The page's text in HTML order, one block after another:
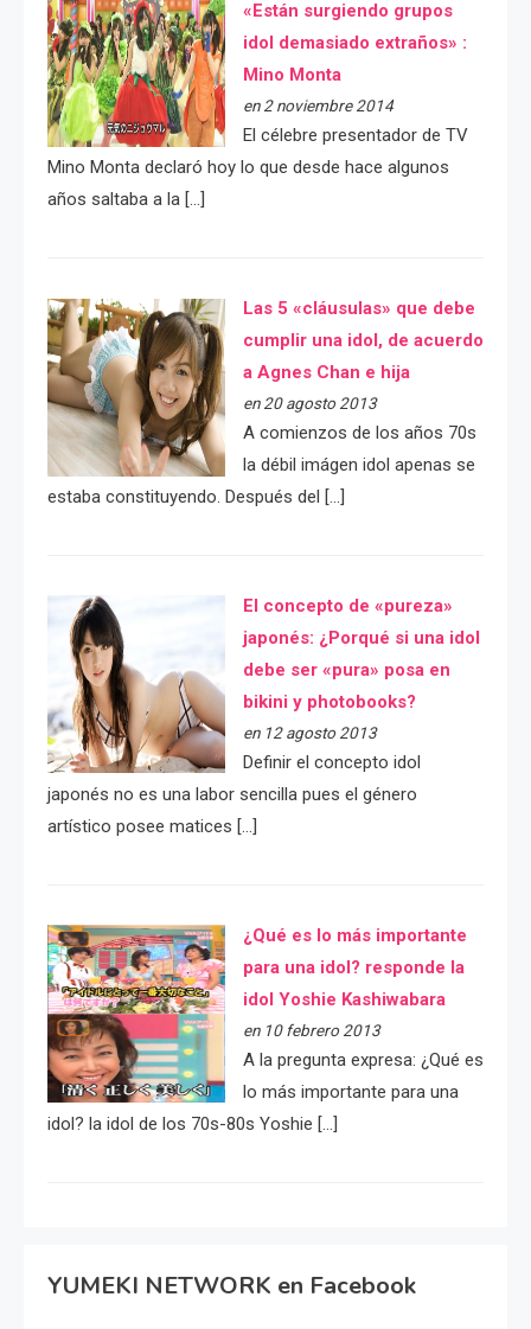
«Están surgiendo grupos
idol demasiado extraños» :
Mino Monta
en 2 noviembre 2014
El célebre presentador de TV
Mino Monta declaró hoy lo que desde hace algunos
años saltaba a la […]
Las 5 «cláusulas» que debe
cumplir una idol, de acuerdo
a Agnes Chan e hija
en 20 agosto 2013
A comienzos de los años 70s
la débil imágen idol apenas se
estaba constituyendo. Después del […]
El concepto de «pureza»
japonés: ¿Porqué si una idol
debe ser «pura» posa en
bikini y photobooks?
en 12 agosto 2013
Definir el concepto idol
japonés no es una labor sencilla pues el género
artístico posee matices […]
¿Qué es lo más importante
para una idol? responde la
idol Yoshie Kashiwabara
en 10 febrero 2013
A la pregunta expresa: ¿Qué es
lo más importante para una
idol? la idol de los 70s-80s Yoshie […]
YUMEKI NETWORK en Facebook